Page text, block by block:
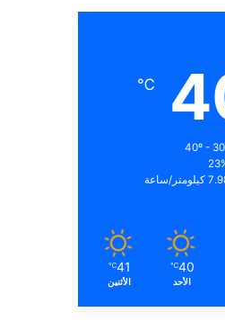
℃
ساعة
40
℃
الأحد
41
℃
الأثنين